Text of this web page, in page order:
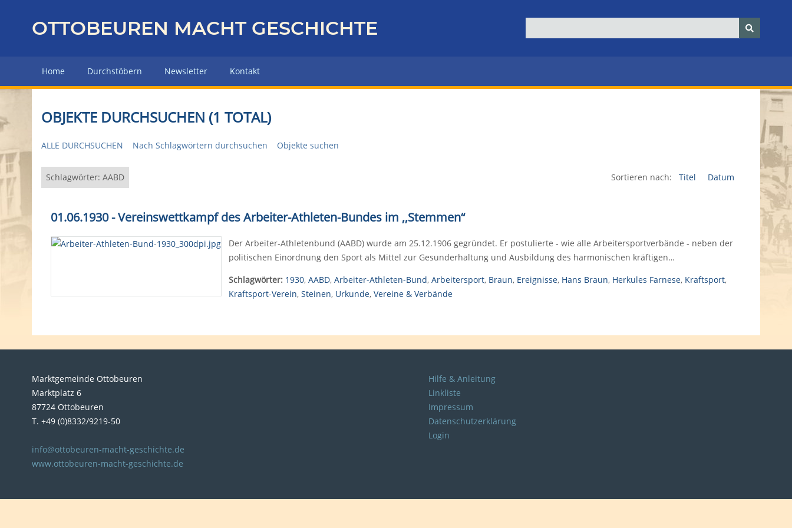
z
r
H
u
p
e
OTTOBEUREN MACHT GESCHICHTE
Home Durchstöbern Newsletter Kontakt
OBJEKTE DURCHSUCHEN (1 TOTAL)
ALLE DURCHSUCHEN Nach Schlagwörtern durchsuchen Objekte suchen
Schlagwörter: AABD Sortieren nach: Titel Datum
01.06.1930 - Vereinswettkampf des Arbeiter-Athleten-Bundes im ,,Stemmen“
Der Arbeiter-Athletenbund (AABD) wurde am 25.12.1906 gegründet. Er postulierte - wie alle Arbeitersportverbände - neben der
politischen Einordnung den Sport als Mittel zur Gesunderhaltung und Ausbildung des harmonischen kräftigen…
Schlagwörter: 1930, AABD, Arbeiter-Athleten-Bund, Arbeitersport, Braun, Ereignisse, Hans Braun, Herkules Farnese, Kraftsport,
Kraftsport-Verein, Steinen, Urkunde, Vereine & Verbände
Marktgemeinde Ottobeuren
Marktplatz 6
87724 Ottobeuren
T. +49 (0)8332/9219-50
info@ottobeuren-macht-geschichte.de
www.ottobeuren-macht-geschichte.de
Hilfe & Anleitung
Linkliste
Impressum
Datenschutzerklärung
Login